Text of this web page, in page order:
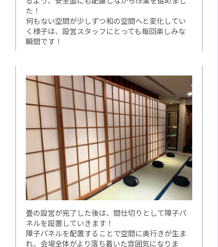
た！
何もない空間が少しずつ和の空間へと変化してい
く様子は、設営スタッフにとっても毎回楽しみな
瞬間です！
畳の設営が完了した後は、間仕切りとして障子パ
ネルを設置していきます！
障子パネルを配置することで空間に奥行きが生ま
れ、会場全体がより落ち着いた雰囲気になりま